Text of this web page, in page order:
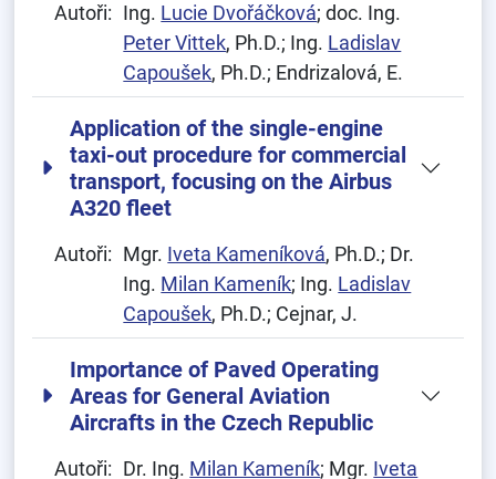
Autoři: Ing. Lucie Dvořáčková; doc. Ing.
Peter Vittek, Ph.D.; Ing. Ladislav
Capoušek, Ph.D.; Endrizalová, E.
Application of the single-engine
taxi-out procedure for commercial
transport, focusing on the Airbus
A320 fleet
Autoři: Mgr. Iveta Kameníková, Ph.D.; Dr.
Ing. Milan Kameník; Ing. Ladislav
Capoušek, Ph.D.; Cejnar, J.
Importance of Paved Operating
Areas for General Aviation
Aircrafts in the Czech Republic
Autoři: Dr. Ing. Milan Kameník; Mgr. Iveta